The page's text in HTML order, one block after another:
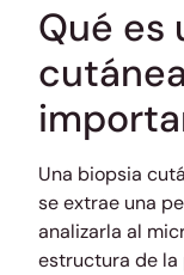
Qué es
Una biopsia
se extrae una
analizarla al
estructura de la